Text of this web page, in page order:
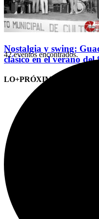
Nostalgia y swing:
clásico en el verano del
LO+PRÓXIMO (CITAS)
42 eventos encontrados.